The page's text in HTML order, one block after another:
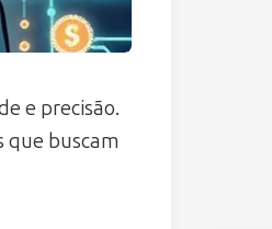
e precisão.
que buscam